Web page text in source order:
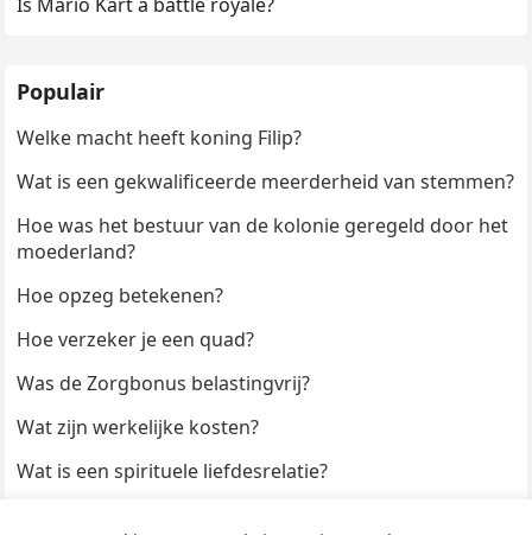
Populair
Welke macht heeft koning Filip?
Wat is een gekwalificeerde meerderheid van stemmen?
Hoe was het bestuur van de kolonie geregeld door het
moederland?
Hoe opzeg betekenen?
Hoe verzeker je een quad?
Was de Zorgbonus belastingvrij?
Wat zijn werkelijke kosten?
Wat is een spirituele liefdesrelatie?